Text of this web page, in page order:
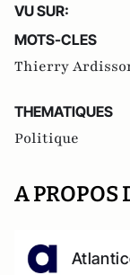
VU SUR:
MOTS-CLES
Thierry
THEMATIQUES
Politique
A PROPOS